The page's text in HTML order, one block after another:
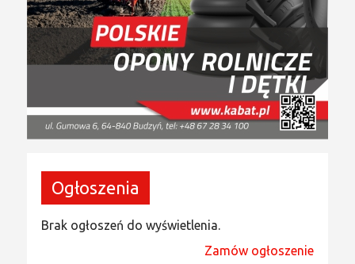
Ogłoszenia
Brak ogłoszeń do wyświetlenia.
Zamów ogłoszenie